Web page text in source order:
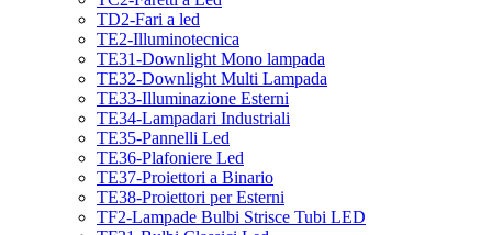
TD2-Fari a led
TE2-Illuminotecnica
TE31-Downlight Mono lampada
TE32-Downlight Multi Lampada
TE33-Illuminazione Esterni
TE34-Lampadari Industriali
TE35-Pannelli Led
TE36-Plafoniere Led
TE37-Proiettori a Binario
TE38-Proiettori per Esterni
TF2-Lampade Bulbi Strisce Tubi LED